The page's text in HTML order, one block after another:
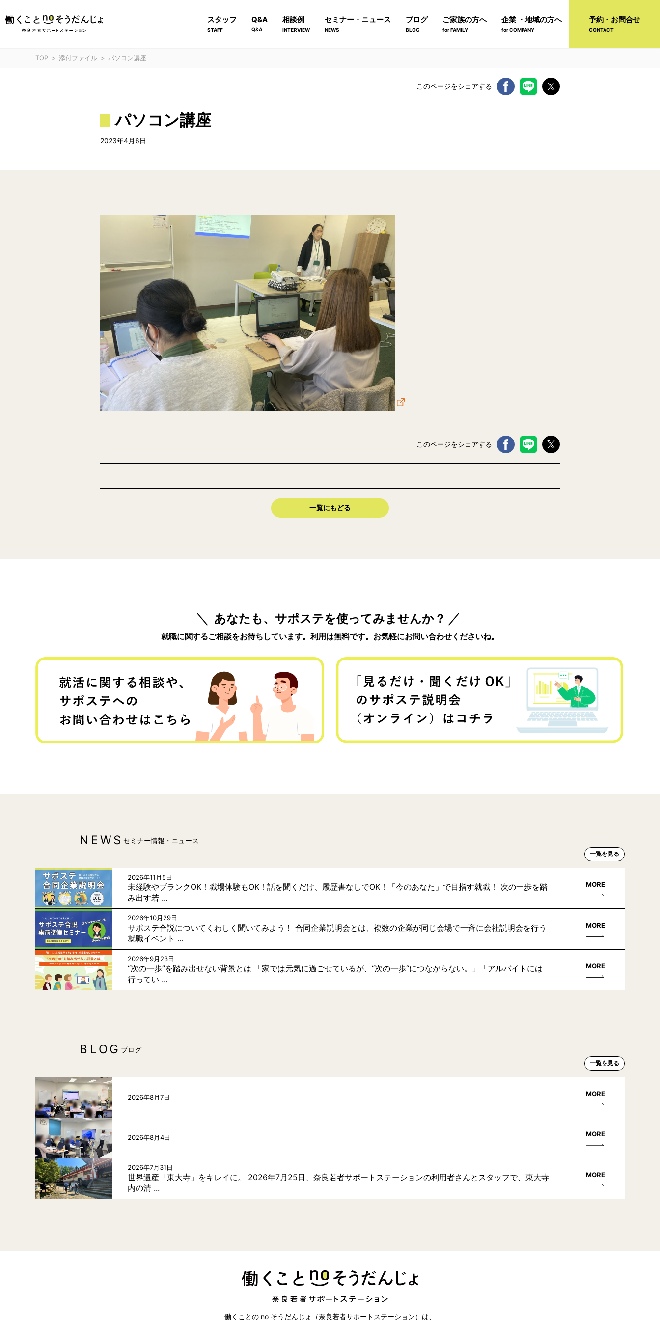
スタッフ
STAFF
Q&A
Q&A
相談例
INTERVIEW
セミナー・ニュース
NEWS
ブログ
BLOG
ご家族の方へ
for FAMILY
企業 ・地域の方へ
for COMPANY
予約・お問合せ
CONTACT
TOP 添付ファイル パソコン講座
このページをシェアする
パソコン講座
2023年4月6日
このページをシェアする
一覧にもどる
あなたも、サポステを使ってみませんか？
就職に関するご相談をお待ちしています。利用は無料です。お気軽にお問い合わせくださいね。
NEWS セミナー情報・ニュース
一覧を見る
2026年11月5日
未経験やブランクOK！職場体験もOK！話を聞くだけ、履歴書なしでOK！「今のあなた」で目指す就職！ 次の一歩を踏
み出す若 ...
MORE
2026年10月29日
サポステ合説についてくわしく聞いてみよう！ 合同企業説明会とは、複数の企業が同じ会場で一斉に会社説明会を行う
就職イベント ...
MORE
2026年9月23日
“次の一歩”を踏み出せない背景とは 「家では元気に過ごせているが、“次の一歩“につながらない。」「アルバイトには
行ってい ...
MORE
BLOG ブログ
一覧を見る
2026年8月7日 MORE
2026年8月4日 MORE
2026年7月31日
世界遺産「東大寺」をキレイに。 2026年7月25日、奈良若者サポートステーションの利用者さんとスタッフで、東大寺
内の清 ...
MORE
働くことの no そうだんじょ（奈良若者サポートステーション）は、